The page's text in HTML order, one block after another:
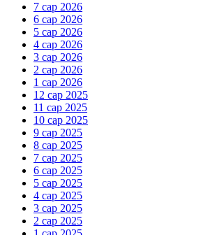
7 сар 2026
6 сар 2026
5 сар 2026
4 сар 2026
3 сар 2026
2 сар 2026
1 сар 2026
12 сар 2025
11 сар 2025
10 сар 2025
9 сар 2025
8 сар 2025
7 сар 2025
6 сар 2025
5 сар 2025
4 сар 2025
3 сар 2025
2 сар 2025